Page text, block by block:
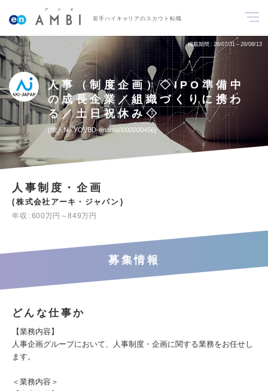
若手ハイキャリアのスカウト転職
掲載期間 26/07/31～26/08/13
人事（制度企画）◇IPO準備中
の成長企業／組織づくりに携わ
る／土日祝休み◇
求人No.YOVBD-enamb0000000456
人事制度・企画
株式会社アーキ・ジャパン
年収 600万円～849万円
募集情報
どんな仕事か
【業務内容】
人事企画グループにおいて、人事制度・企画に関する業務をお任せし
ます。
＜業務内容＞